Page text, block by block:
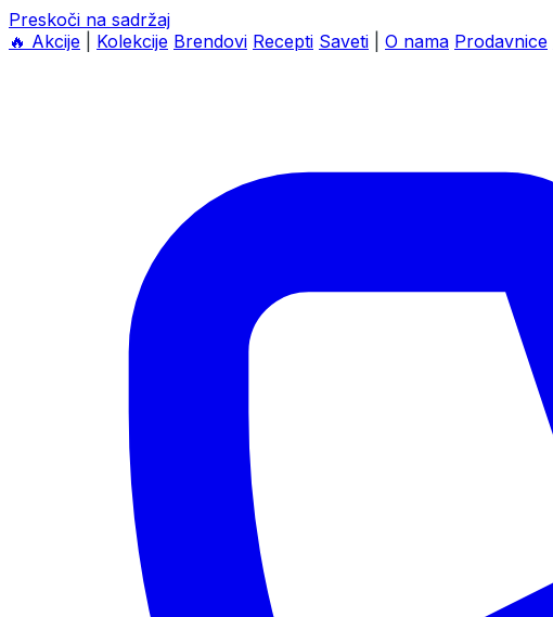
Preskoči na sadržaj
🔥 Akcije Kolekcije Brendovi Recepti Saveti O nama Prodavnice